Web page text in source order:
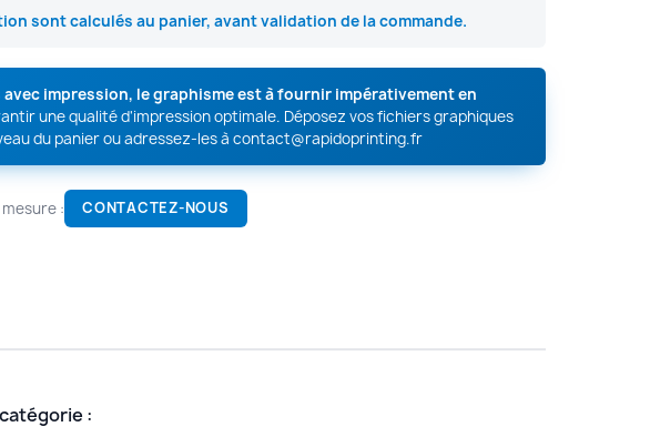
sont calculés au panier, avant validation de la commande.
impression, le graphisme est à fournir impérativement en
une qualité d'impression optimale. Déposez vos fichiers graphiques
du panier ou adressez-les àcontact@rapidoprinting.fr
: CONTACTEZ-NOUS
: